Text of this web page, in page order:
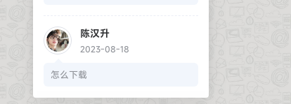
陈汉升
2023-08-18
怎么下载